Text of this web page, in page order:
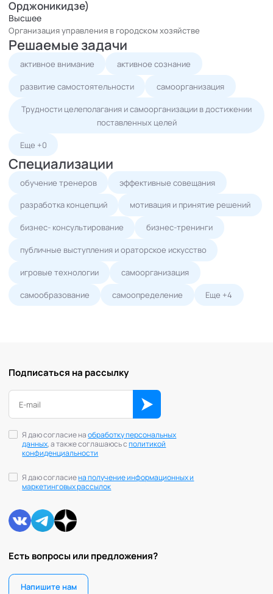
Орджоникидзе)
Высшее
Организация управления в городском хозяйстве
Решаемые задачи
активное внимание активное сознание
развитие самостоятельности самоорганизация
Трудности целеполагания и самоорганизации в достижении
поставленных целей
Еще +0
Специализации
обучение тренеров эффективные совещания
разработка концепций мотивация и принятие решений
бизнес- консультирование бизнес-тренинги
публичные выступления и ораторское искусство
игровые технологии самоорганизация
самообразование самоопределение Еще +4
Есть вопросы или предложения?
Напишите нам
Подписаться на рассылку
Я даю согласие наобработку персональных
данных, а также соглашаюсь сполитикой
конфиденциальности
Я даю согласиена получение информационных и
маркетинговых рассылок